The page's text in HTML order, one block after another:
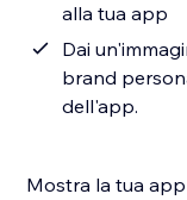
alla tua app
Dai
brand
dell'app.
Mostra la tua